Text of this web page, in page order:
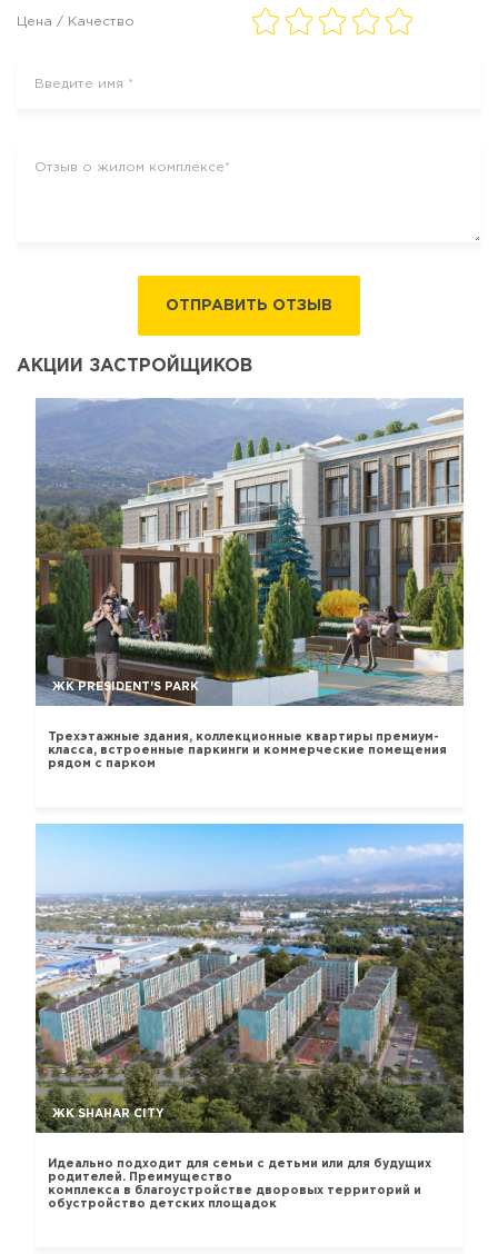
Цена / Качество
ОТПРАВИТЬ ОТЗЫВ
АКЦИИ ЗАСТРОЙЩИКОВ
ЖК PRESIDENT'S PARK
Трехэтажные здания, коллекционные квартиры премиум-
класса, встроенные паркинги и коммерческие помещения
рядом с парком
ЖК SHAHAR CITY
Идеально подходит для семьи с детьми или для будущих
родителей. Преимущество
комплекса в благоустройстве дворовых территорий и
обустройство детских площадок